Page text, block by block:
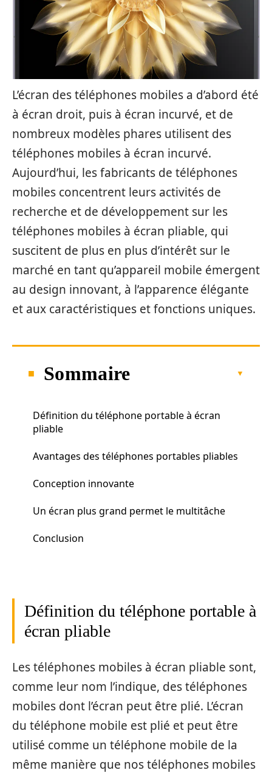
L’écran des téléphones mobiles a d’abord été
à écran droit, puis à écran incurvé, et de
nombreux modèles phares utilisent des
téléphones mobiles à écran incurvé.
Aujourd’hui, les fabricants de téléphones
mobiles concentrent leurs activités de
recherche et de développement sur les
téléphones mobiles à écran pliable, qui
suscitent de plus en plus d’intérêt sur le
marché en tant qu’appareil mobile émergent
au design innovant, à l’apparence élégante
et aux caractéristiques et fonctions uniques.
Sommaire
Définition du téléphone portable à écran
pliable
Avantages des téléphones portables pliables
Conception innovante
Un écran plus grand permet le multitâche
Conclusion
Définition du téléphone portable à
écran pliable
Les téléphones mobiles à écran pliable sont,
comme leur nom l’indique, des téléphones
mobiles dont l’écran peut être plié. L’écran
du téléphone mobile est plié et peut être
utilisé comme un téléphone mobile de la
même manière que nos téléphones mobiles